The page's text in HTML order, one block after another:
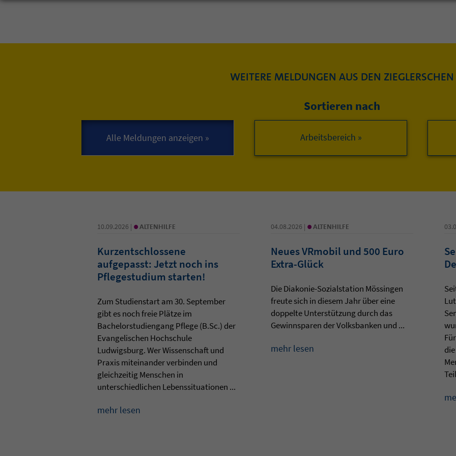
WEITERE MELDUNGEN AUS DEN ZIEGLERSCHEN
Sortieren nach
Arbeitsbereich »
10.09.2026 | • ALTENHILFE
Kurzentschlossene
aufgepasst: Jetzt noch ins
Pflegestudium starten!
Zum Studienstart am 30. September
gibt es noch freie Plätze im
Bachelorstudiengang Pflege (B.Sc.) der
Evangelischen Hochschule
Ludwigsburg. Wer Wissenschaft und
Praxis miteinander verbinden und
gleichzeitig Menschen in
unterschiedlichen Lebenssituationen ...
mehr lesen
04.08.2026 | • ALTENHILFE
Neues VRmobil und 500 Euro
Extra-Glück
Die Diakonie-Sozialstation Mössingen
freute sich in diesem Jahr über eine
doppelte Unterstützung durch das
Gewinnsparen der Volksbanken und ...
mehr lesen